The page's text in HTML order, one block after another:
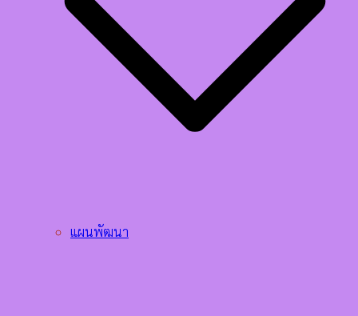
แผนพัฒนา